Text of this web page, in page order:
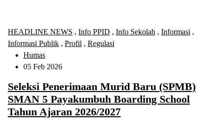
HEADLINE NEWS , Info PPID , Info Sekolah , Informasi ,
Informasi Publik , Profil , Regulasi
Humas
05 Feb 2026
Seleksi Penerimaan Murid Baru (SPMB)
SMAN 5 Payakumbuh Boarding School
Tahun Ajaran 2026/2027